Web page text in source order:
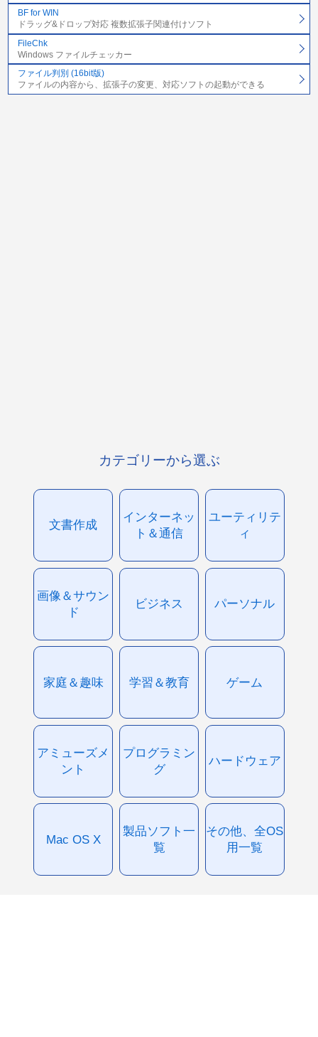
BF for WIN
ドラッグ&ドロップ対応 複数拡張子関連付けソフト
FileChk
Windows ファイルチェッカー
ファイル判別 (16bit版)
ファイルの内容から、拡張子の変更、対応ソフトの起動ができる
カテゴリーから選ぶ
文書作成
インターネッ
ト＆通信
ユーティリテ
ィ
画像＆サウン
ド
ビジネス パーソナル
家庭＆趣味 学習＆教育 ゲーム
アミューズメ
ント
プログラミン
グ
ハードウェア
Mac OS X
製品ソフト一
覧
その他、全OS
用一覧